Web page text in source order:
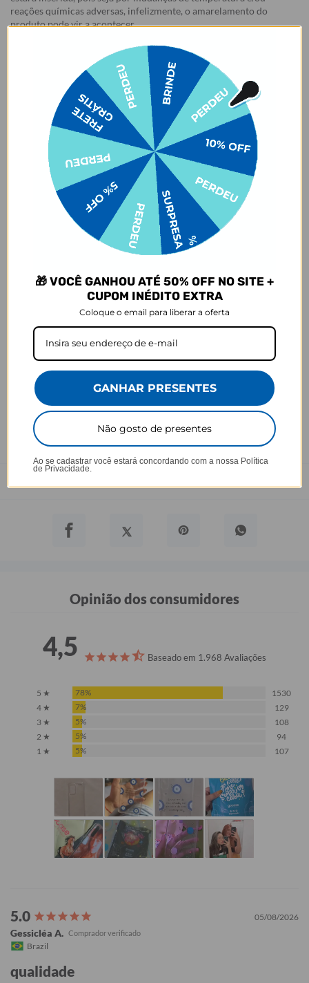
reações químicas adversas, infelizmente, o amarelamento do
produto pode vir a acontecer.
Arrependimento
- Os nossos produtos personalizados (estampados ou
customizados com nome/foto
) são feitos especialmente para você,
de acordo com a opção escolhida no momento da compra.
- Isso significa que a produção só começa após a confirmação do
pedido, e o item é criado exclusivamente com a estampa
mesmo quando não há customização com nome
- Por isso, é super importante conferir com atenção todos os
detalhes antes de finalizar a compra, como modelo, estampa e
variações escolhidas.
- Após o início da produção,
não é possível realizar
cancelamentos ou alterações, pois o produto não pode retornar
- Descascamento: 6 meses;
- Amarelamento: 6 meses;
- Demais defeitos de fábrica: 3 meses.
Ei, atenção aí!
Antes de garantir seu acessório, dá uma conferida no modelo do
outras versões, então certifique-se de que o seu escolhido vai
encaixar direitinho. Fique de olho e escolha certinho para tudo
combinar com seu smartphone! 😎📱
*Imagens meramente ilustrativas, o produto final pode sofrer uma
leve variação de cor/tonalidade.
Opinião dos consumidores
4,5 Baseado em 1.968 Avaliações
5 ★ 78%
1530
4 ★
7%
129
3 ★
5%
108
2 ★
5%
94
1 ★
5% 107
05/08/2026
Gessicléa A.
Brazil
qualidade
🎁 VOCÊ GANHOU ATÉ 50% OFF NO SITE +
CUPOM INÉDITO EXTRA
Coloque o email para liberar a oferta
GANHAR PRESENTES
Não gosto de presentes
Ao se cadastrar você estará concordando com a nossa Política
de Privacidade.